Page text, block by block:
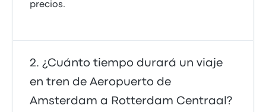
precios.
¿Cuánto tiempo durará un viaje
en tren de Aeropuerto de
Amsterdam a Rotterdam Centraal?